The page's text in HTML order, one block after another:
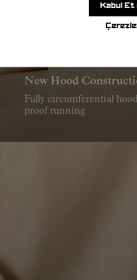
Kabul
New Hood
Fully circumferential
proof running